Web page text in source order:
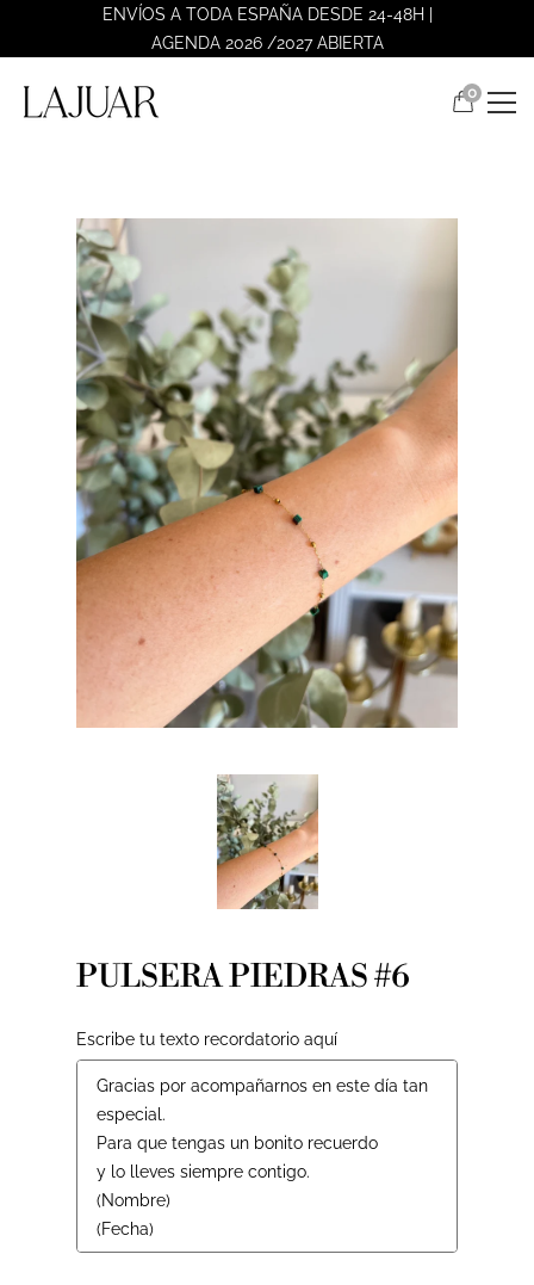
ENVÍOS A TODA ESPAÑA DESDE 24-48H |
AGENDA 2026 /2027 ABIERTA
0
PULSERA PIEDRAS #6
Escribe tu texto recordatorio aquí